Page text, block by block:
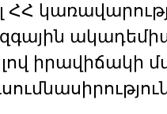
ՀՀ
իրավիճակի